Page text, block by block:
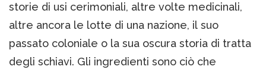
storie di usi cerimoniali, altre volte medicinali,
altre ancora le lotte di una nazione, il suo
passato coloniale o la sua oscura storia di tratta
degli schiavi. Gli ingredienti sono ciò che